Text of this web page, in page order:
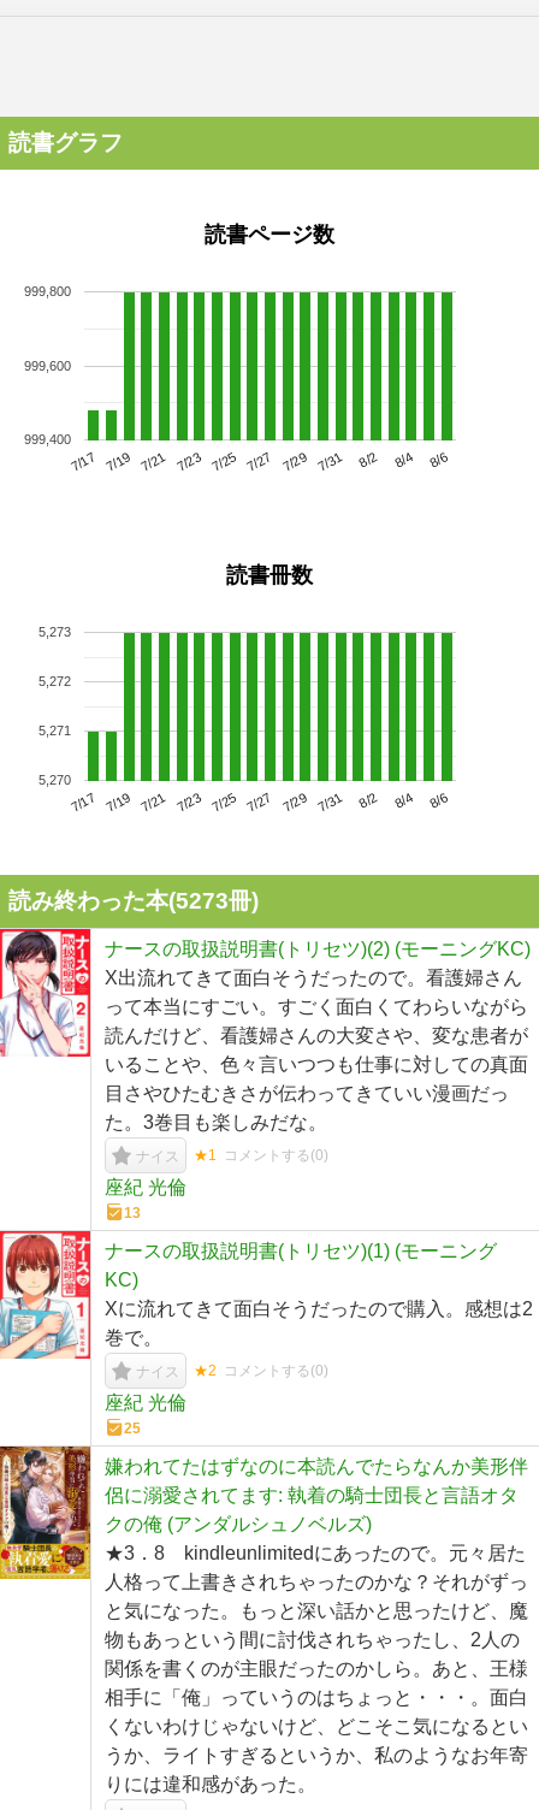
読書グラフ
読書ページ数
7/17 7/19 7/21 7/23 7/25 7/27 7/29 7/31 8/2 8/4 8/6
999,400
999,600
999,800
読書冊数
7/17 7/19 7/21 7/23 7/25 7/27 7/29 7/31 8/2 8/4 8/6
5,270
5,271
5,272
5,273
読み終わった本(5273冊)
ナースの取扱説明書(トリセツ)(2) (モーニングKC)
X出流れてきて面白そうだったので。看護婦さん
って本当にすごい。すごく面白くてわらいながら
読んだけど、看護婦さんの大変さや、変な患者が
いることや、色々言いつつも仕事に対しての真面
目さやひたむきさが伝わってきていい漫画だっ
た。3巻目も楽しみだな。
ナイス ★1 コメントする(0)
座紀 光倫
13
ナースの取扱説明書(トリセツ)(1) (モーニング
KC)
Xに流れてきて面白そうだったので購入。感想は2
巻で。
ナイス ★2 コメントする(0)
座紀 光倫
25
嫌われてたはずなのに本読んでたらなんか美形伴
侶に溺愛されてます: 執着の騎士団長と言語オタ
クの俺 (アンダルシュノベルズ)
★3．8 kindleunlimitedにあったので。元々居た
人格って上書きされちゃったのかな？それがずっ
と気になった。もっと深い話かと思ったけど、魔
物もあっという間に討伐されちゃったし、2人の
関係を書くのが主眼だったのかしら。あと、王様
相手に「俺」っていうのはちょっと・・・。面白
くないわけじゃないけど、どこそこ気になるとい
うか、ライトすぎるというか、私のようなお年寄
りには違和感があった。